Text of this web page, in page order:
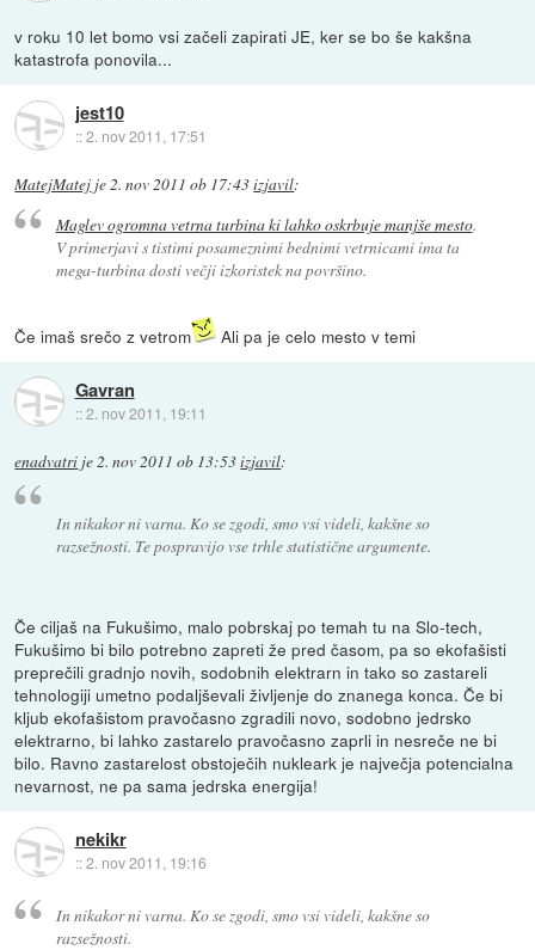
v roku 10 let bomo vsi začeli zapirati JE, ker se bo še kakšna
katastrofa ponovila...
jest10
::2. nov 2011, 17:51
MatejMatej je2. nov 2011 ob 17:43izjavil:
Maglev ogromna vetrna turbina ki lahko oskrbuje manjše mesto.
V primerjavi s tistimi posameznimi bednimi vetrnicami ima ta
mega-turbina dosti večji izkoristek na površino.
Če imaš srečo z vetrom Ali pa je celo mesto v temi
Gavran
::2. nov 2011, 19:11
enadvatri je 2. nov 2011 ob 13:53izjavil:
In nikakor ni varna. Ko se zgodi, smo vsi videli, kakšne so
razsežnosti. Te pospravijo vse trhle statistične argumente.
Če ciljaš na Fukušimo, malo pobrskaj po temah tu na Slo-tech,
Fukušimo bi bilo potrebno zapreti že pred časom, pa so ekofašisti
preprečili gradnjo novih, sodobnih elektrarn in tako so zastareli
tehnologiji umetno podaljševali življenje do znanega konca. Če bi
kljub ekofašistom pravočasno zgradili novo, sodobno jedrsko
elektrarno, bi lahko zastarelo pravočasno zaprli in nesreče ne bi
bilo. Ravno zastarelost obstoječih nukleark je največja potencialna
nevarnost, ne pa sama jedrska energija!
nekikr
::2. nov 2011, 19:16
In nikakor ni varna. Ko se zgodi, smo vsi videli, kakšne so
razsežnosti.